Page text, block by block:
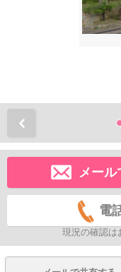
メール
電
現況の確認は